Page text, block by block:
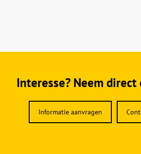
Interesse? Neem direct
Informatie aanvragen